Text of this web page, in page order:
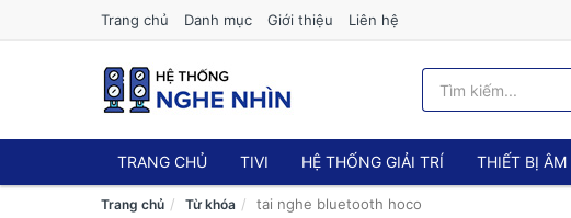
Trang chủ Danh mục Giới thiệu Liên hệ
TRANG CHỦ TIVI HỆ THỐNG GIẢI TRÍ THIẾT BỊ
Trang chủ Từ khóa tai nghe bluetooth hoco